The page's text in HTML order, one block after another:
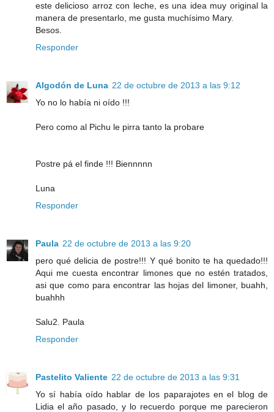
este delicioso arroz con leche, es una idea muy original la
manera de presentarlo, me gusta muchísimo Mary.
Besos.
Responder
Algodón de Luna 22 de octubre de 2013 a las 9:12
Yo no lo había ni oído !!!
Pero como al Pichu le pirra tanto la probare
Postre pá el finde !!! Biennnnn
Luna
Responder
Paula 22 de octubre de 2013 a las 9:20
pero qué delicia de postre!!! Y qué bonito te ha quedado!!!
Aqui me cuesta encontrar limones que no estén tratados,
asi que como para encontrar las hojas del limoner, buahh,
buahhh
Salu2. Paula
Responder
Pastelito Valiente 22 de octubre de 2013 a las 9:31
Yo sí había oído hablar de los paparajotes en el blog de
Lidia el año pasado, y lo recuerdo porque me parecieron